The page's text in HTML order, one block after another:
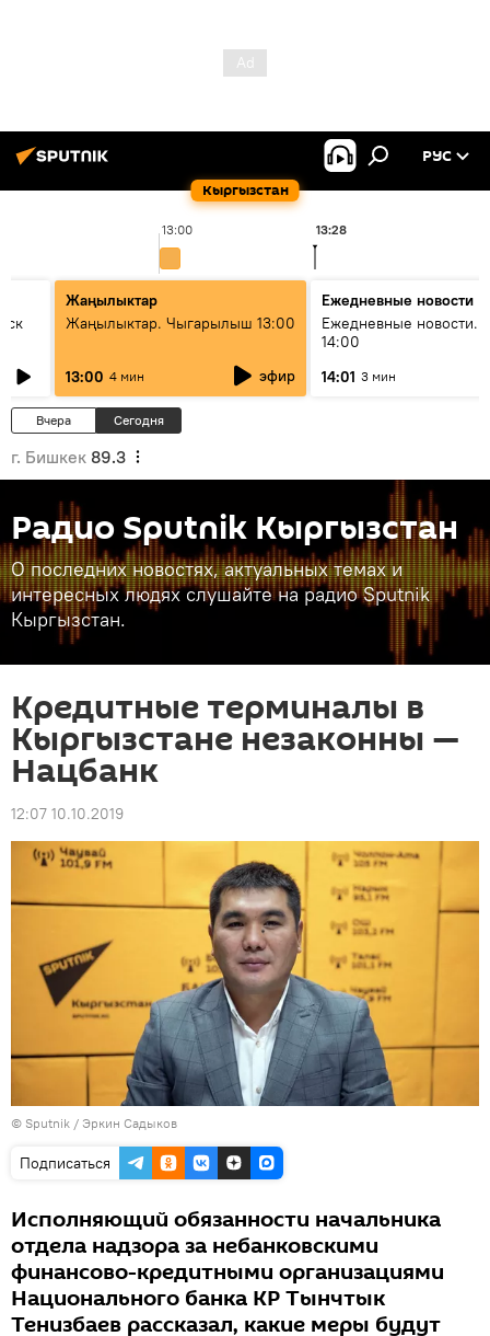
Кыргызстан
РУС
13:00 13:28
Жаңылыктар
Жаңылыктар. Чыгарылыш 13:00
13:00 4 мин эфир
Ежедневные новости
Ежедневные новости.
14:00
14:01 3 мин
Вчера Сегодня
г. Бишкек 89.3
Радио Sputnik Кыргызстан
О последних новостях, актуальных темах и
интересных людях слушайте на радио Sputnik
Кыргызстан.
Кредитные терминалы в
Кыргызстане незаконны —
Нацбанк
12:07 10.10.2019
© Sputnik / Эркин Садыков
Подписаться
Исполняющий обязанности начальника
отдела надзора за небанковскими
финансово-кредитными организациями
Национального банка КР Тынчтык
Тенизбаев рассказал, какие меры будут